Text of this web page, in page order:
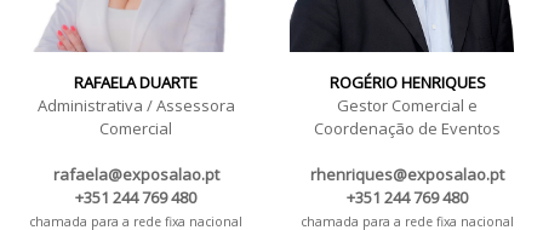
RAFAELA DUARTE
Administrativa / Assessora
Comercial
rafaela@exposalao.pt
+351 244 769 480
chamada para a rede fixa nacional
ROGÉRIO HENRIQUES
Gestor Comercial e
Coordenação de Eventos
rhenriques@exposalao.pt
+351 244 769 480
chamada para a rede fixa nacional